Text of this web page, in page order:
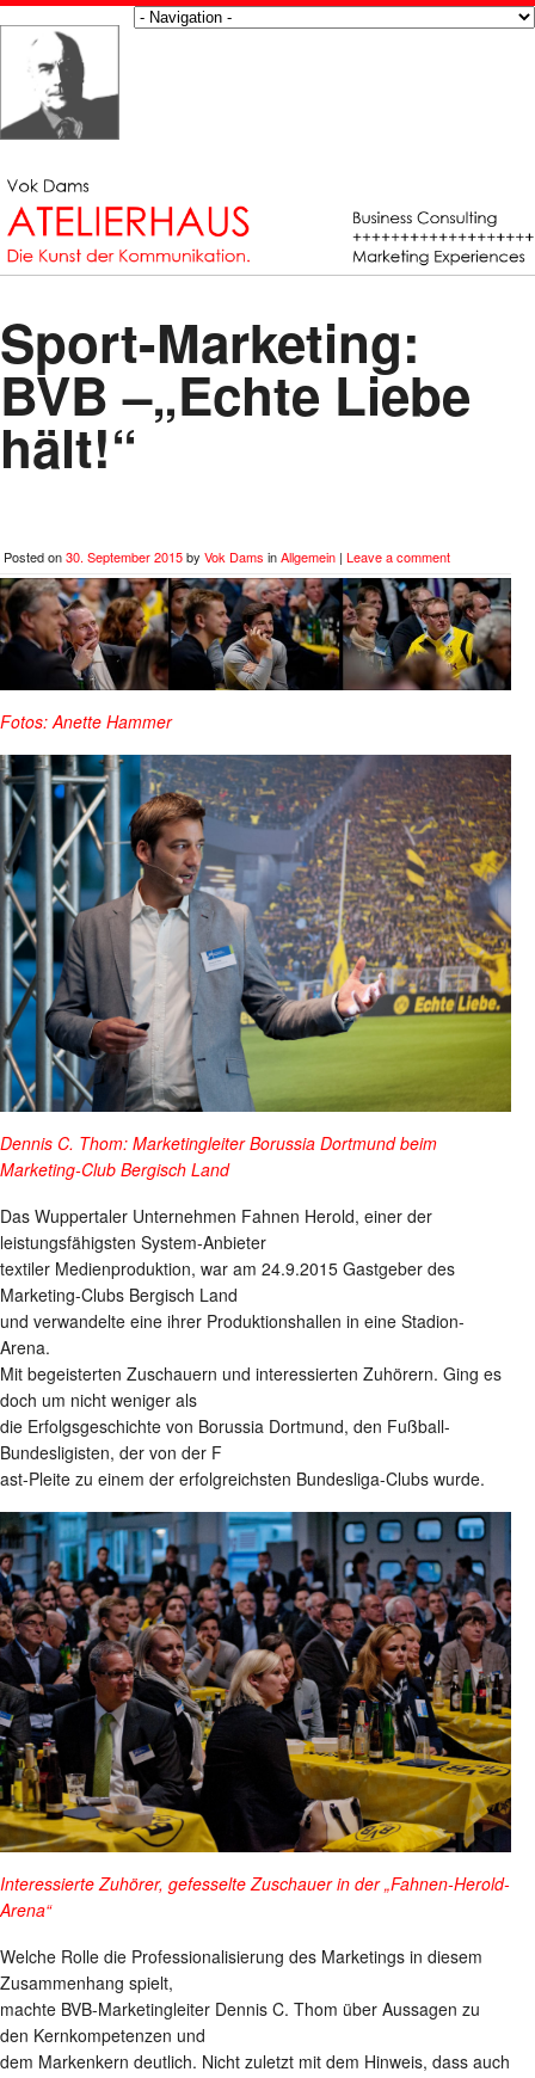
Sport-Marketing:
BVB –„Echte Liebe
hält!“
Posted on30. September 2015by Vok Dams inAllgemein | Leave a comment
Fotos: Anette Hammer
Dennis C. Thom: Marketingleiter Borussia Dortmund beim
Marketing-Club Bergisch Land
Das Wuppertaler Unternehmen Fahnen Herold, einer der
leistungsfähigsten System-Anbieter
textiler Medienproduktion, war am 24.9.2015 Gastgeber des
Marketing-Clubs Bergisch Land
und verwandelte eine ihrer Produktionshallen in eine Stadion-
Arena.
Mit begeisterten Zuschauern und interessierten Zuhörern. Ging es
doch um nicht weniger als
die Erfolgsgeschichte von Borussia Dortmund, den Fußball-
Bundesligisten, der von der F
ast-Pleite zu einem der erfolgreichsten Bundesliga-Clubs wurde.
Interessierte Zuhörer, gefesselte Zuschauer in der „Fahnen-Herold-
Arena“
Welche Rolle die Professionalisierung des Marketings in diesem
Zusammenhang spielt,
machte BVB-Marketingleiter Dennis C. Thom über Aussagen zu
den Kernkompetenzen und
dem Markenkern deutlich. Nicht zuletzt mit dem Hinweis, dass auch